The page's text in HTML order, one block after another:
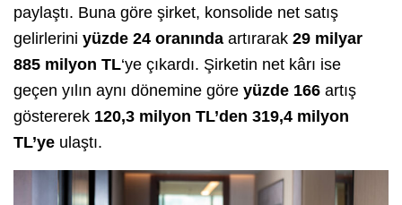
paylaştı. Buna göre şirket, konsolide net satış
gelirlerini yüzde 24 oranında artırarak 29 milyar
885 milyon TL‘ye çıkardı. Şirketin net kârı ise
geçen yılın aynı dönemine göre yüzde 166 artış
göstererek 120,3 milyon TL’den 319,4 milyon
TL’ye ulaştı.